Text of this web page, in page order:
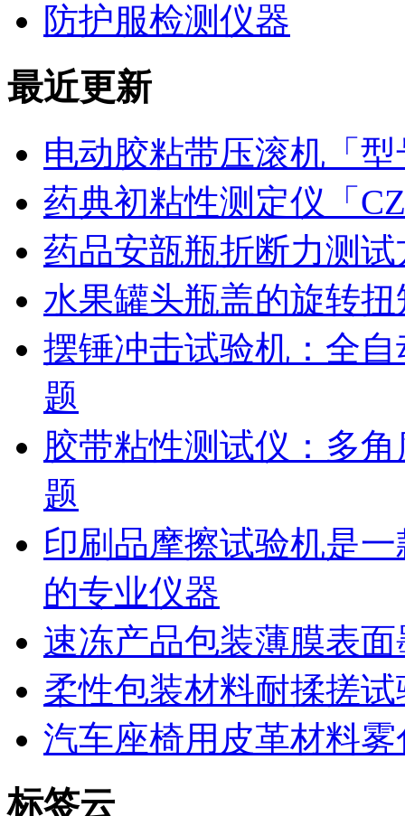
防护服检测仪器
最近更新
电动胶粘带压滚机「
药典初粘性测定仪「
药品安瓿瓶折断力测
水果罐头瓶盖的旋转
摆锤冲击试验机：全
题
胶带粘性测试仪：多
题
印刷品摩擦试验机是
的专业仪器
速冻产品包装薄膜表
柔性包装材料耐揉搓
汽车座椅用皮革材料
标签云